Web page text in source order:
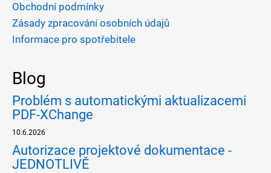
Obchodní podmínky
Zásady zpracování osobních údajů
Informace pro spotřebitele
Blog
Problém s automatickými aktualizacemi
PDF-XChange
10.6.2026
Autorizace projektové dokumentace -
JEDNOTLIVĚ